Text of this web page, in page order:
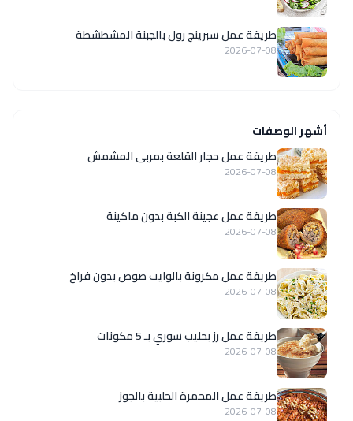
طريقة عمل سبرينج رول بالجبنة المشطشطة
2026-07-08
أشهر الوصفات
طريقة عمل حجار القلعة بمربى المشمش
2026-07-08
طريقة عمل عجينة الكبة بدون ماكينة
2026-07-08
طريقة عمل مكرونة بالوايت صوص بدون فراخ
2026-07-08
طريقة عمل رز بحليب سوري بـ 5 مكونات
2026-07-08
طريقة عمل المحمرة الحلبية بالجوز
2026-07-08